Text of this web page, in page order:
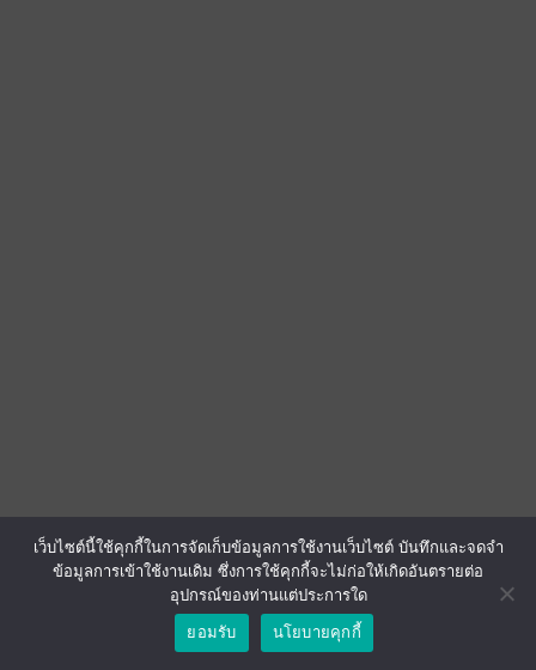
เว็บไซต์นี้ใช้คุกกี้ในการจัดเก็บข้อมูลการใช้งานเว็บไซต์ บันทึกและจดจำ
ข้อมูลการเข้าใช้งานเดิม ซึ่งการใช้คุกกี้จะไม่ก่อให้เกิดอันตรายต่อ
อุปกรณ์ของท่านแต่ประการใด
ยอมรับ
นโยบายคุกกี้